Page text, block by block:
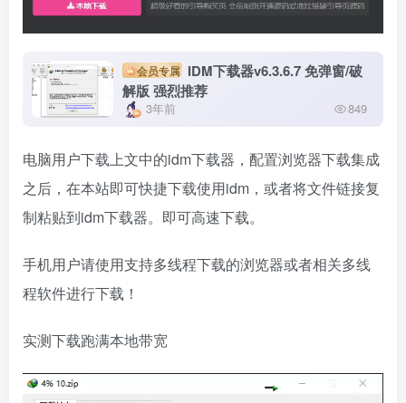
会员专属 IDM下载器v6.3.6.7 免弹窗/破
解版 强烈推荐
3年前 849
电脑用户下载上文中的idm下载器，配置浏览器下载集成
之后，在本站即可快捷下载使用idm，或者将文件链接复
制粘贴到idm下载器。即可高速下载。
手机用户请使用支持多线程下载的浏览器或者相关多线
程软件进行下载！
实测下载跑满本地带宽